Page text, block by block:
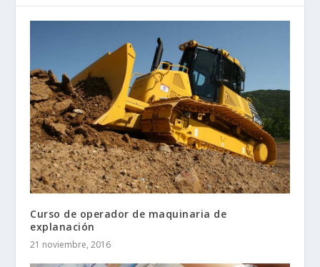
Curso de operador de maquinaria de
explanación
21 noviembre, 2016